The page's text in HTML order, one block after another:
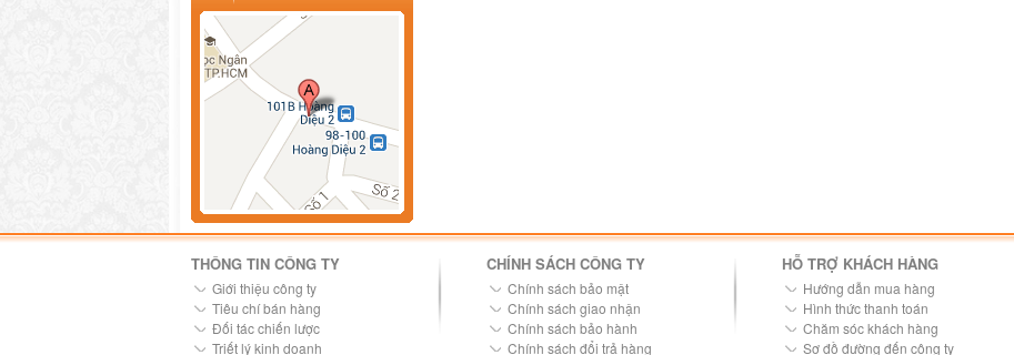
THÔNG TIN CÔNG TY
Giới thiệu công ty
Tiêu chí bán hàng
Đối tác chiến lược
Triết lý kinh doanh
CHÍNH SÁCH CÔNG TY
Chính sách bảo mật
Chính sách giao nhận
Chính sách bảo hành
Chính sách đổi trả hàng
HỖ TRỢ KHÁCH HÀNG
Hướng dẫn mua hàng
Hình thức thanh toán
Chăm sóc khách hàng
Sơ đồ đường đến công ty